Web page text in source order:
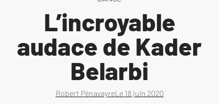
L’incroyable
audace de Kader
Belarbi
Robert PénavayreLe 18 juin 2020